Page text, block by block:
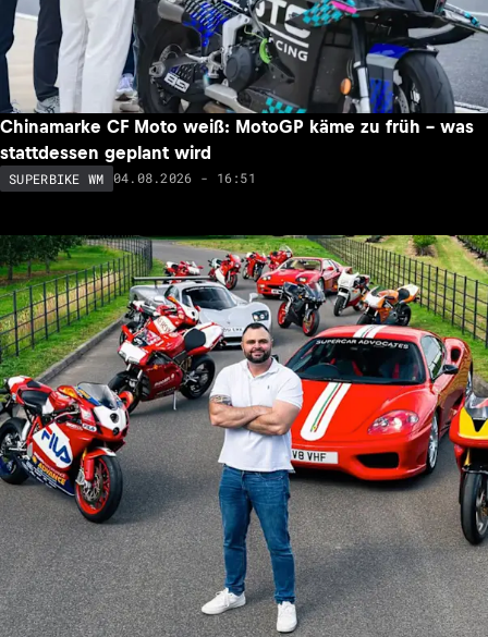
Chinamarke CF Moto weiß: MotoGP käme zu früh – was
stattdessen geplant wird
SUPERBIKE WM 04.08.2026 - 16:51